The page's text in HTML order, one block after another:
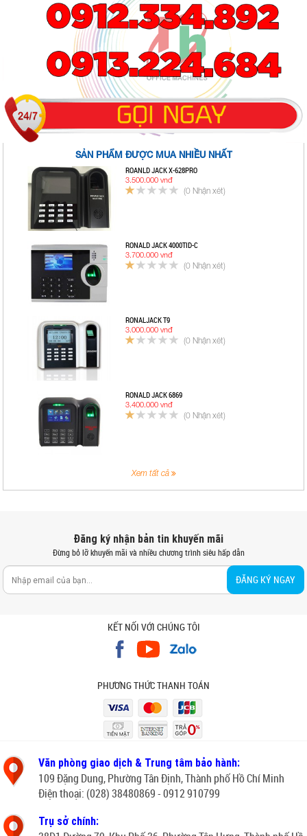
SẢN PHẨM ĐƯỢC MUA NHIỀU NHẤT
ROANLD JACK X-628PRO
3.500.000 vnđ
(0 Nhận xét)
RONALD JACK 4000TID-C
3.700.000 vnđ
(0 Nhận xét)
RONALJACK T9
3.000.000 vnđ
(0 Nhận xét)
RONALD JACK 6869
3.400.000 vnđ
(0 Nhận xét)
Xem tất cả
Đăng ký nhận bản tin khuyến mãi
Đừng bỏ lỡ khuyến mãi và nhiều chương trình siêu hấp dẫn
ĐĂNG KÝ NGAY
KẾT NỐI VỚI CHÚNG TÔI
PHƯƠNG THỨC THANH TOÁN
Văn phòng giao dịch & Trung tâm bảo hành:
109 Đặng Dung, Phường Tân Định, Thành phố Hồ Chí Minh
Điện thoại: (028) 38480869 - 0912 910799
Trụ sở chính: